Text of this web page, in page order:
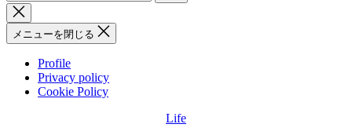
索
対
象:
検
索
を
メニューを閉じる
Profile
Privacy policy
Cookie Policy
カ
Life